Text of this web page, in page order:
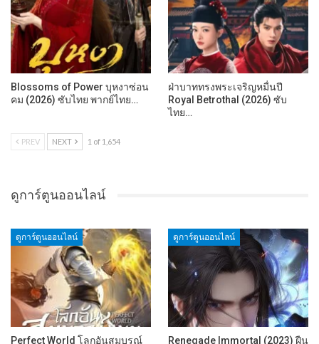
Blossoms of Power บุหงาซ่อน
คม (2026) ซับไทย พากย์ไทย…
ฝ่าบาททรงพระเจริญหมื่นปี
Royal Betrothal (2026) ซับ
ไทย…
PREV NEXT 1 of 1,654
ดูการ์ตูนออนไลน์
ดูการ์ตูนออนไลน์
Perfect World โลกอันสมบูรณ์
ดูการ์ตูนออนไลน์
Renegade Immortal (2023) ฝืน